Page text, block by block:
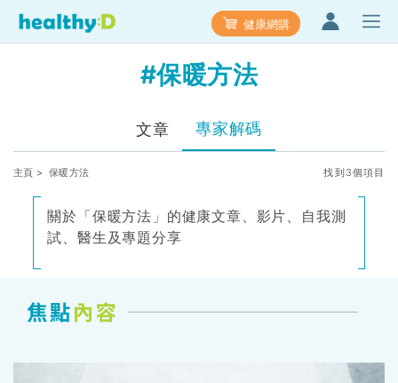
健康網購
#保暖方法
文章 專家解碼
主頁 > 保暖方法 找到3個項目
關於「保暖方法」的健康文章、影片、自我測
試、醫生及專題分享